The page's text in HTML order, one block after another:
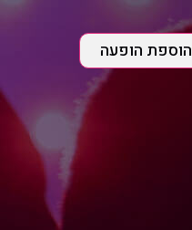
הוספת הופעה